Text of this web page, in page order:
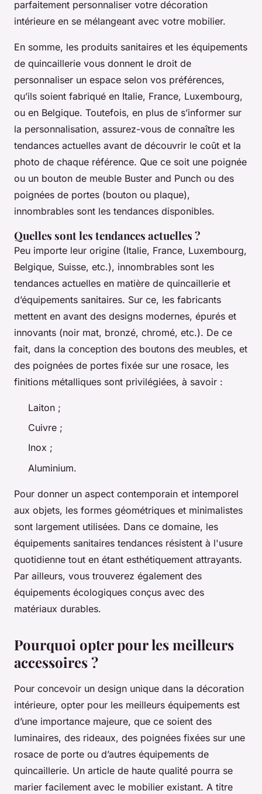
parfaitement personnaliser votre décoration
intérieure en se mélangeant avec votre mobilier.
En somme, les produits sanitaires et les équipements
de quincaillerie vous donnent le droit de
personnaliser un espace selon vos préférences,
qu’ils soient fabriqué en Italie, France, Luxembourg,
ou en Belgique. Toutefois, en plus de s’informer sur
la personnalisation, assurez-vous de connaître les
tendances actuelles avant de découvrir le coût et la
photo de chaque référence. Que ce soit une poignée
ou un bouton de meuble Buster and Punch ou des
poignées de portes (bouton ou plaque),
innombrables sont les tendances disponibles.
Quelles sont les tendances actuelles ?
Peu importe leur origine (Italie, France, Luxembourg,
Belgique, Suisse, etc.), innombrables sont les
tendances actuelles en matière de quincaillerie et
d’équipements sanitaires. Sur ce, les fabricants
mettent en avant des designs modernes, épurés et
innovants (noir mat, bronzé, chromé, etc.). De ce
fait, dans la conception des boutons des meubles, et
des poignées de portes fixée sur une rosace, les
finitions métalliques sont privilégiées, à savoir :
Laiton ;
Cuivre ;
Inox ;
Aluminium.
Pour donner un aspect contemporain et intemporel
aux objets, les formes géométriques et minimalistes
sont largement utilisées. Dans ce domaine, les
équipements sanitaires tendances résistent à l'usure
quotidienne tout en étant esthétiquement attrayants.
Par ailleurs, vous trouverez également des
équipements écologiques conçus avec des
matériaux durables.
Pourquoi opter pour les meilleurs
accessoires ?
Pour concevoir un design unique dans la décoration
intérieure, opter pour les meilleurs équipements est
d’une importance majeure, que ce soient des
luminaires, des rideaux, des poignées fixées sur une
rosace de porte ou d’autres équipements de
quincaillerie. Un article de haute qualité pourra se
marier facilement avec le mobilier existant. A titre